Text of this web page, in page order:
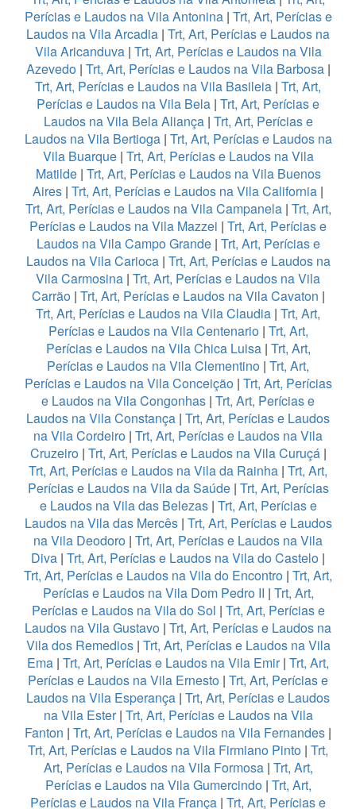
Perícias e Laudos na Vila Antonina| Trt, Art, Perícias e
Laudos na Vila Arcadia | Trt, Art, Perícias e Laudos na
Vila Aricanduva| Trt, Art, Perícias e Laudos na Vila
Azevedo| Trt, Art, Perícias e Laudos na Vila Barbosa|
Trt, Art, Perícias e Laudos na Vila Basileia | Trt, Art,
Perícias e Laudos na Vila Bela | Trt, Art, Perícias e
Laudos na Vila Bela Aliança| Trt, Art, Perícias e
Laudos na Vila Bertioga| Trt, Art, Perícias e Laudos na
Vila Buarque| Trt, Art, Perícias e Laudos na Vila
Matilde| Trt, Art, Perícias e Laudos na Vila Buenos
Aires | Trt, Art, Perícias e Laudos na Vila California |
Trt, Art, Perícias e Laudos na Vila Campanela| Trt, Art,
Perícias e Laudos na Vila Mazzei | Trt, Art, Perícias e
Laudos na Vila Campo Grande| Trt, Art, Perícias e
Laudos na Vila Carioca| Trt, Art, Perícias e Laudos na
Vila Carmosina | Trt, Art, Perícias e Laudos na Vila
Carrão| Trt, Art, Perícias e Laudos na Vila Cavaton |
Trt, Art, Perícias e Laudos na Vila Claudia | Trt, Art,
Perícias e Laudos na Vila Centenario| Trt, Art,
Perícias e Laudos na Vila Chica Luisa | Trt, Art,
Perícias e Laudos na Vila Clementino | Trt, Art,
Perícias e Laudos na Vila Conceição| Trt, Art, Perícias
e Laudos na Vila Congonhas | Trt, Art, Perícias e
Laudos na Vila Constança | Trt, Art, Perícias e Laudos
na Vila Cordeiro | Trt, Art, Perícias e Laudos na Vila
Cruzeiro | Trt, Art, Perícias e Laudos na Vila Curuçá |
Trt, Art, Perícias e Laudos na Vila da Rainha | Trt, Art,
Perícias e Laudos na Vila da Saúde| Trt, Art, Perícias
e Laudos na Vila das Belezas| Trt, Art, Perícias e
Laudos na Vila das Mercês| Trt, Art, Perícias e Laudos
na Vila Deodoro | Trt, Art, Perícias e Laudos na Vila
Diva | Trt, Art, Perícias e Laudos na Vila do Castelo |
Trt, Art, Perícias e Laudos na Vila do Encontro | Trt, Art,
Perícias e Laudos na Vila Dom Pedro II | Trt, Art,
Perícias e Laudos na Vila do Sol | Trt, Art, Perícias e
Laudos na Vila Gustavo | Trt, Art, Perícias e Laudos na
Vila dos Remedios| Trt, Art, Perícias e Laudos na Vila
Ema | Trt, Art, Perícias e Laudos na Vila Emir| Trt, Art,
Perícias e Laudos na Vila Ernesto | Trt, Art, Perícias e
Laudos na Vila Esperança | Trt, Art, Perícias e Laudos
na Vila Ester| Trt, Art, Perícias e Laudos na Vila
Fanton | Trt, Art, Perícias e Laudos na Vila Fernandes |
Trt, Art, Perícias e Laudos na Vila Firmiano Pinto | Trt,
Art, Perícias e Laudos na Vila Formosa| Trt, Art,
Perícias e Laudos na Vila Gumercindo| Trt, Art,
Perícias e Laudos na Vila França | Trt, Art, Perícias e